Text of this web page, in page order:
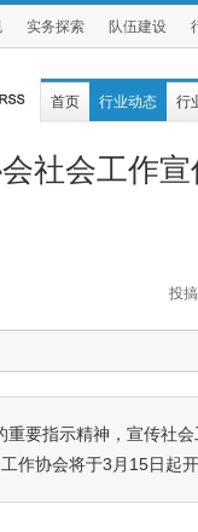
实务探索 队伍建设
首页 行业动态 行
社会工作
投搞
要指示精神，宣传社
作协会将于3月15日起